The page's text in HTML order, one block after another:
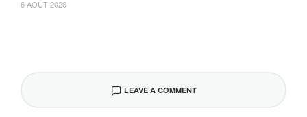
6 AOÛT 2026
LEAVE A COMMENT